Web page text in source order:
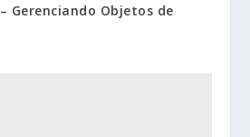
Gerenciando Objetos de